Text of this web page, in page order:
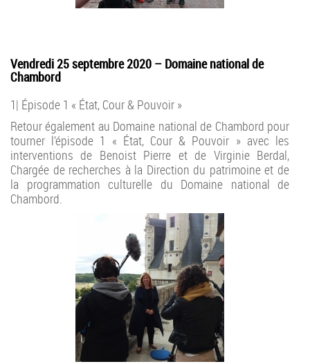
Vendredi 25 septembre 2020 – Domaine national de
Chambord
1| Épisode 1 « État, Cour & Pouvoir »
Retour également au Domaine national de Chambord pour
tourner l’épisode 1 « État, Cour & Pouvoir » avec les
interventions de Benoist Pierre et de Virginie Berdal,
Chargée de recherches à la Direction du patrimoine et de
la programmation culturelle du Domaine national de
Chambord.